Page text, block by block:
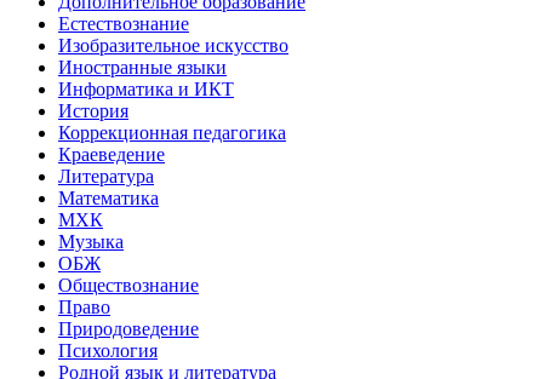
Естествознание
Изобразительное искусство
Иностранные языки
Информатика и ИКТ
История
Коррекционная педагогика
Краеведение
Литература
Математика
МХК
Музыка
ОБЖ
Обществознание
Право
Природоведение
Психология
Родной язык и литература